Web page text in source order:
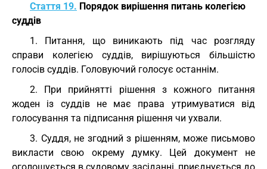
Стаття 19. Порядок вирішення питань колегією
суддів
1. Питання, що виникають під час розгляду
справи колегією суддів, вирішуються більшістю
голосів суддів. Головуючий голосує останнім.
2. При прийнятті рішення з кожного питання
жоден із суддів не має права утримуватися від
голосування та підписання рішення чи ухвали.
3. Суддя, не згодний з рішенням, може письмово
викласти свою окрему думку. Цей документ не